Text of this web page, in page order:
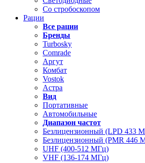
Со стробоскопом
Рации
Все рации
Бренды
Turbosky
Comrade
Аргут
Комбат
Vostok
Астра
Вид
Портативные
Автомобильные
Диапазон частот
Безлицензионный (LPD 433
Безлицензионный (PMR 446
UHF (400-512 МГц)
VHF (136-174 МГц)